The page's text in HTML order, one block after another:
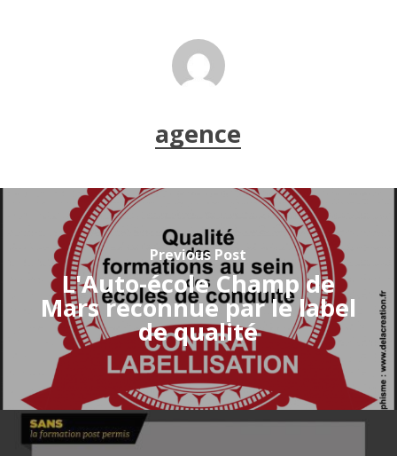
agence
Previous Post
L'Auto-école Champ de
Mars reconnue par le label
de qualité